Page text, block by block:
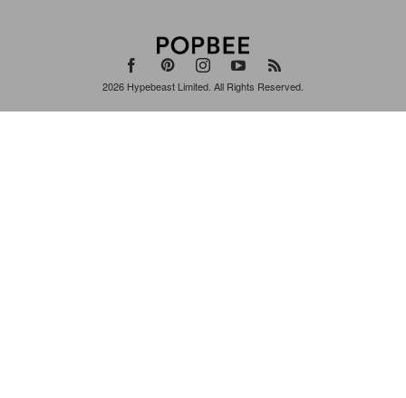
2026 Hypebeast Limited. All Rights Reserved.